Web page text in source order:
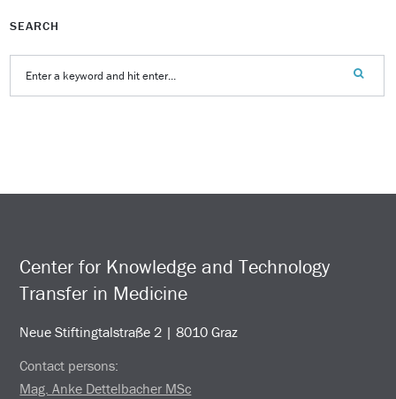
SEARCH
Center for Knowledge and Technology
Transfer in Medicine
Neue Stiftingtalstraße 2 | 8010 Graz
Contact persons:
Mag. Anke Dettelbacher MSc